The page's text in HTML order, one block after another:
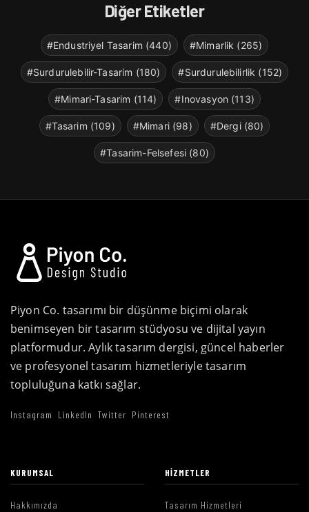
Diğer Etiketler
#Endustriyel Tasarim (440) #Mimarlik (265)
#Surdurulebilir-Tasarim (180) #Surdurulebilirlik (152)
#Mimari-Tasarim (114) #Inovasyon (113)
#Tasarim (109) #Mimari (98) #Dergi (80)
#Tasarim-Felsefesi (80)
Piyon Co. tasarımı bir düşünme biçimi olarak
benimseyen bir tasarım stüdyosu ve dijital yayın
platformudur. Aylık tasarım dergisi, güncel haberler
ve profesyonel tasarım hizmetleriyle tasarım
topluluğuna katkı sağlar.
Instagram LinkedIn Twitter Pinterest
KURUMSAL
Hakkımızda
HIZMETLER
Tasarım Hizmetleri